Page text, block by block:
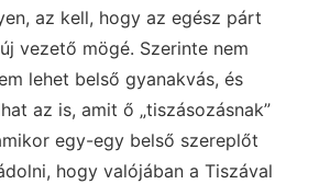
az kell, hogy az egész párt
vezető mögé. Szerinte nem
lehet belső gyanakvás, és
az is, amit ő „tiszásozásnak”
egy-egy belső szereplőt
hogy valójában a Tiszával